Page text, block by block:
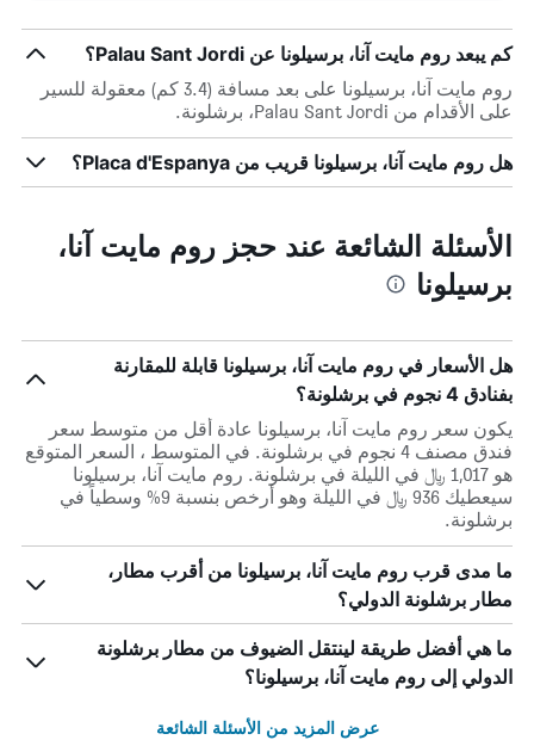
كم يبعد روم مايت آنا، برسيلونا عن Palau Sant Jordi؟
روم مايت آنا، برسيلونا على بعد مسافة (3.4 كم) معقولة للسير
على الأقدام من Palau Sant Jordi، برشلونة.
هل روم مايت آنا، برسيلونا قريب من Placa d'Espanya؟
الأسئلة الشائعة عند حجز روم مايت آنا،
برسيلونا
هل الأسعار في روم مايت آنا، برسيلونا قابلة للمقارنة
بفنادق 4 نجوم في برشلونة؟
يكون سعر روم مايت آنا، برسيلونا عادة أقل من متوسط ​​سعر
فندق مصنف 4 نجوم في برشلونة. في المتوسط ، السعر المتوقع
هو 1,017 ﷼ في الليلة في برشلونة. روم مايت آنا، برسيلونا
سيعطيك 936 ﷼ في الليلة وهو أرخص بنسبة 9% وسطياً في
برشلونة.
ما مدى قرب روم مايت آنا، برسيلونا من أقرب مطار،
مطار برشلونة الدولي؟
ما هي أفضل طريقة لينتقل الضيوف من مطار برشلونة
الدولي إلى روم مايت آنا، برسيلونا؟
عرض المزيد من الأسئلة الشائعة